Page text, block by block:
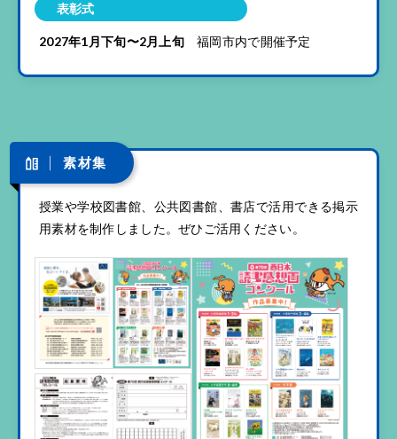
表彰式
2027年1月下旬〜2月上旬福岡市内で開催予定
素材集
授業や学校図書館、公共図書館、書店で活用できる掲示
用素材を制作しました。ぜひご活用ください。